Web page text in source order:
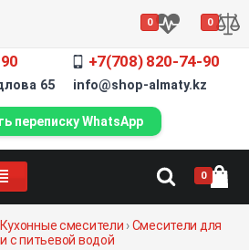
0 0
+7(708) 820-74-90
65 info@shop-almaty.kz
переписку WhatsApp
0
Кухонные смесители ›Смесители для
с питьевой водой